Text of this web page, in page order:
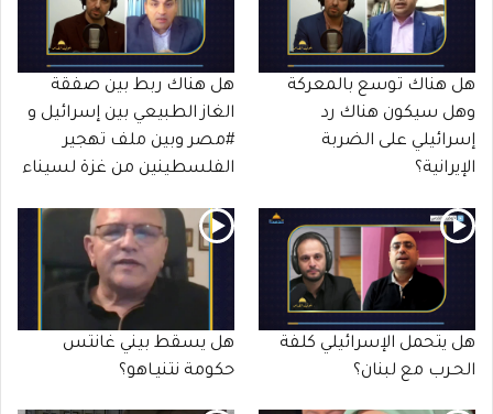
هل هناك توسع بالمعركة
وهل سيكون هناك رد
إسرائيلي على الضربة
الإيرانية؟
هل هناك ربط بين صفقة
الغاز الطبيعي بين إسرائيل و
#مصر وبين ملف تهجير
الفلسطينين من غزة لسيناء
هل يتحمل الإسرائيلي كلفة
الحـرب مع لبنان؟
هل يسقط بيني غانتس
حكومة نتنيـاهو؟